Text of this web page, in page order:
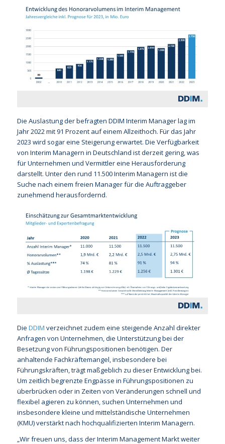
Die Auslastung der befragten DDIM Interim Manager lag im
Jahr 2022 mit 91 Prozent auf einem Allzeithoch. Für das Jahr
2023 wird sogar eine Steigerung erwartet. Die Verfügbarkeit
von Interim Managern in Deutschland ist derzeit gering, was
für Unternehmen und Vermittler eine Herausforderung
darstellt. Unter den rund 11.500 Interim Managern ist die
Suche nach einem freien Manager für die Auftraggeber
zunehmend herausfordernd.
Die DDIM verzeichnet zudem eine steigende Anzahl direkter
Anfragen von Unternehmen, die Unterstützung bei der
Besetzung von Führungspositionen benötigen. Der
anhaltende Fachkräftemangel, insbesondere bei
Führungskräften, trägt maßgeblich zu dieser Entwicklung bei.
Um zeitlich begrenzte Engpässe in Führungspositionen zu
überbrücken oder in Zeiten von Veränderungen schnell und
flexibel agieren zu können, suchen Unternehmen und
insbesondere kleine und mittelständische Unternehmen
(KMU) verstärkt nach hochqualifizierten Interim Managern.
„Wir freuen uns, dass der Interim Management Markt weiter